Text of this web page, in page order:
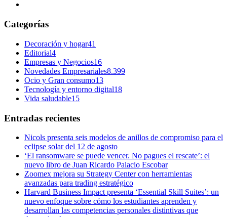
Categorías
Decoración y hogar41
Editorial4
Empresas y Negocios16
Novedades Empresariales8.399
Ocio y Gran consumo13
Tecnología y entorno digital18
Vida saludable15
Entradas recientes
Nicols presenta seis modelos de anillos de compromiso para el
eclipse solar del 12 de agosto
‘El ransomware se puede vencer. No pagues el rescate’: el
nuevo libro de Juan Ricardo Palacio Escobar
Zoomex mejora su Strategy Center con herramientas
avanzadas para trading estratégico
Harvard Business Impact presenta ‘Essential Skill Suites’: un
nuevo enfoque sobre cómo los estudiantes aprenden y
desarrollan las competencias personales distintivas que